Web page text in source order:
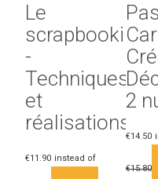
Le
scrapbooking
-
Techniques
et
réalisations
€11.90 instead of
2
€14.50
€15.80